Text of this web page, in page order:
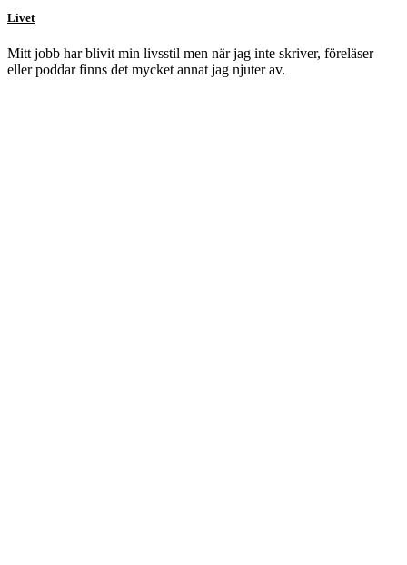
Livet
Mitt jobb har blivit min livsstil men när jag inte skriver, föreläser
eller poddar finns det mycket annat jag njuter av.